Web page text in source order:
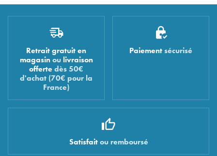
Retrait gratuit en
magasinou livraison
offerte dès 50€
d'achat (70€ pour la
France)
Paiement sécurisé
Satisfaitou remboursé